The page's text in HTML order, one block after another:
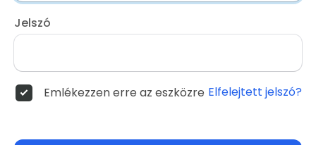
Jelszó
Emlékezzen erre az eszközre Elfelejtett jelszó?